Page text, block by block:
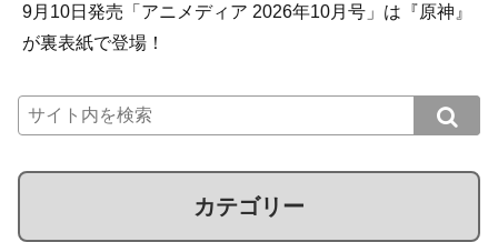
9月10日発売「アニメディア 2026年10月号」は『原神』
が裏表紙で登場！
カテゴリー